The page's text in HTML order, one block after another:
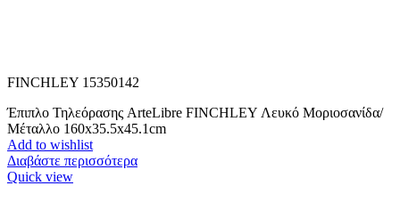
FINCHLEY 15350142
Έπιπλο Τηλεόρασης ArteLibre FINCHLEY Λευκό Μοριοσανίδα/
Μέταλλο 160x35.5x45.1cm
Add to wishlist
Διαβάστε περισσότερα
Quick view